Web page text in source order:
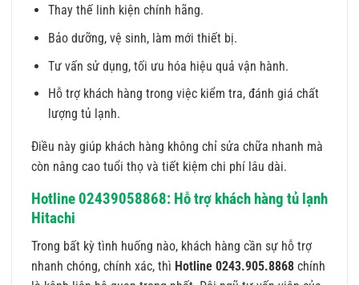
Thay thế linh kiện chính hãng.
Bảo dưỡng, vệ sinh, làm mới thiết bị.
Tư vấn sử dụng, tối ưu hóa hiệu quả vận hành.
Hỗ trợ khách hàng trong việc kiểm tra, đánh giá chất
lượng tủ lạnh.
Điều này giúp khách hàng không chỉ sửa chữa nhanh mà
còn nâng cao tuổi thọ và tiết kiệm chi phí lâu dài.
Hotline 02439058868: Hỗ trợ khách hàng tủ lạnh
Hitachi
Trong bất kỳ tình huống nào, khách hàng cần sự hỗ trợ
nhanh chóng, chính xác, thì Hotline 0243.905.8868 chính